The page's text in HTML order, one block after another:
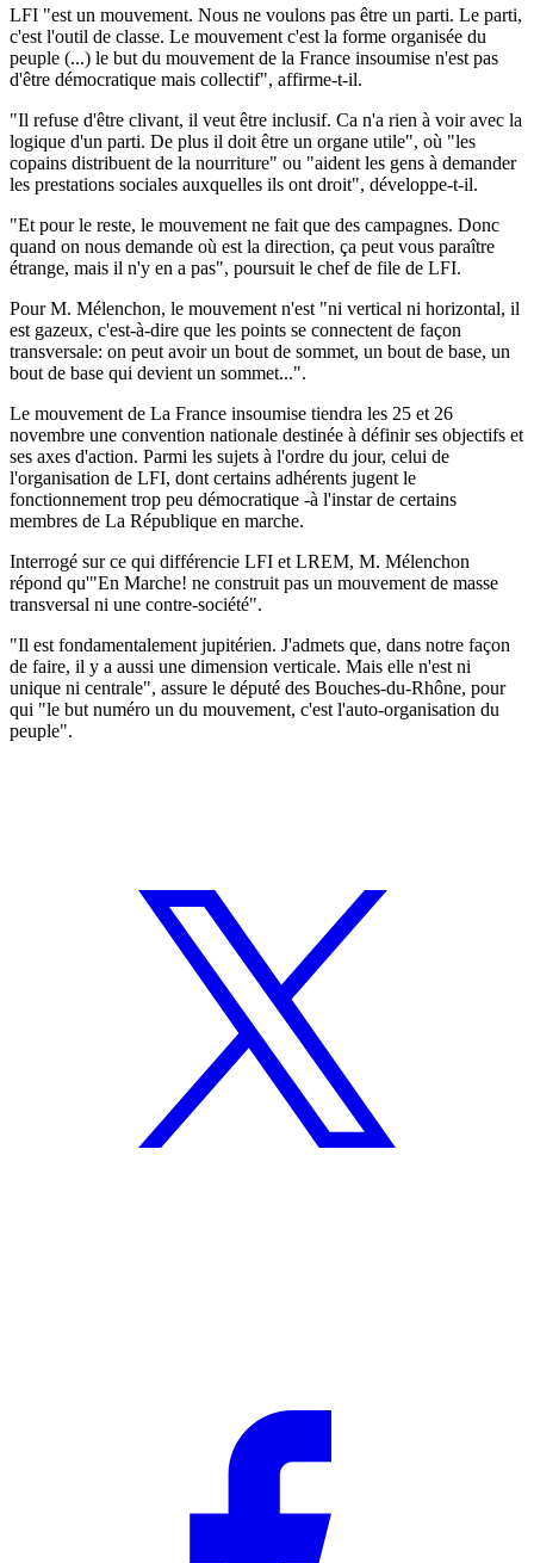
LFI "est un mouvement. Nous ne voulons pas être un parti. Le parti,
c'est l'outil de classe. Le mouvement c'est la forme organisée du
peuple (...) le but du mouvement de la France insoumise n'est pas
d'être démocratique mais collectif", affirme-t-il.
"Il refuse d'être clivant, il veut être inclusif. Ca n'a rien à voir avec la
logique d'un parti. De plus il doit être un organe utile", où "les
copains distribuent de la nourriture" ou "aident les gens à demander
les prestations sociales auxquelles ils ont droit", développe-t-il.
"Et pour le reste, le mouvement ne fait que des campagnes. Donc
quand on nous demande où est la direction, ça peut vous paraître
étrange, mais il n'y en a pas", poursuit le chef de file de LFI.
Pour M. Mélenchon, le mouvement n'est "ni vertical ni horizontal, il
est gazeux, c'est-à-dire que les points se connectent de façon
transversale: on peut avoir un bout de sommet, un bout de base, un
bout de base qui devient un sommet...".
Le mouvement de La France insoumise tiendra les 25 et 26
novembre une convention nationale destinée à définir ses objectifs et
ses axes d'action. Parmi les sujets à l'ordre du jour, celui de
l'organisation de LFI, dont certains adhérents jugent le
fonctionnement trop peu démocratique -à l'instar de certains
membres de La République en marche.
Interrogé sur ce qui différencie LFI et LREM, M. Mélenchon
répond qu'"En Marche! ne construit pas un mouvement de masse
transversal ni une contre-société".
"Il est fondamentalement jupitérien. J'admets que, dans notre façon
de faire, il y a aussi une dimension verticale. Mais elle n'est ni
unique ni centrale", assure le député des Bouches-du-Rhône, pour
qui "le but numéro un du mouvement, c'est l'auto-organisation du
peuple".